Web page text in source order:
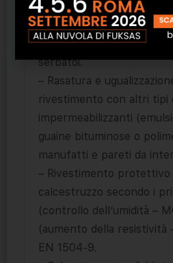
pressione positiva di
dighe, silos, vasche,
cisterne prefabbricate,
serbatoi.
– Rasatura e
rivestimento con altri tipi
impermeabilizzanti
guaine bituminose o
manufatti e pareti da
– Rivestimento protettivo
calcestruzzo secondo i
(controllo dell’umidità –
(aumento della resistività
EN 1504-9.